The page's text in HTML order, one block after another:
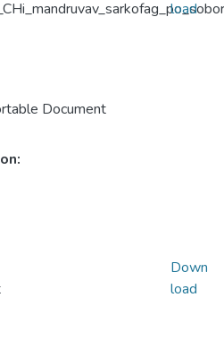
Document
load
Down
load